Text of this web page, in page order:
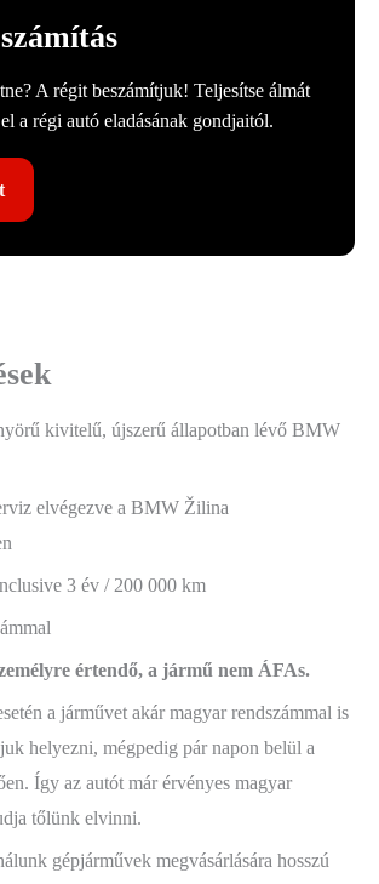
A régit beszámítjuk! Teljesítse álmát
a régi autó eladásának gondjaitól.
kivitelű, újszerű állapotban lévő BMW
elvégezve a BMW Žilina
3 év / 200 000 km
értendő, a jármű nem ÁFAs.
a járművet akár magyar rendszámmal is
helyezni, mégpedig pár napon belül a
Így az autót már érvényes magyar
tőlünk elvinni.
gépjárművek megvásárlására hosszú